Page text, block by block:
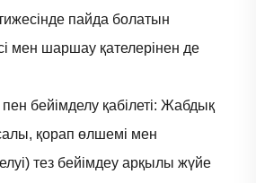
пайда болатын
мен шаршау қателерінен де
бейімделу қабілеті: Жабдық
қорап өлшемі мен
тез бейімдеу арқылы жүйе